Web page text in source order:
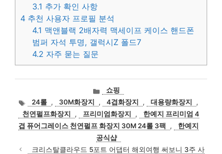
3.1 추가 확인 사항
4 추천 사용자 프로필 분석
4.1 맥앤블랙 2배자력 맥세이프 케이스 핸드폰
범퍼 자석 투명, 갤럭시Z 폴드7
4.2 자주 묻는 질문
카
테
고
리
쇼핑
태
그
24롤 , 30M화장지 , 4겹화장지 , 대용량화장지
,
천연펄프화장지
, 프리미엄화장지 ,
한예지 프리미엄 4
겹 퓨어그레이스 천연펄프 화장지 30M 24롤 3팩
,
한예지
공식샵
크리스탈클라우드 5포트 어댑터 해외여행 써보니 3주 사